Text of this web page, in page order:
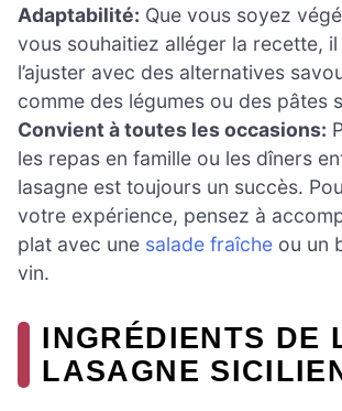
Adaptabilité: Que vous soyez
vous souhaitiez alléger la recette,
l’ajuster avec des alternatives
comme des légumes ou des pâtes
Convient à toutes les occasions:
les repas en famille ou les dîners
lasagne est toujours un succès.
votre expérience, pensez à
plat avec une salade fraîche ou un
vin.
INGRÉDIENTS DE
LASAGNE